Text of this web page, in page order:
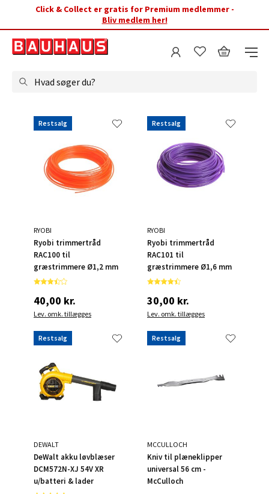
Click & Collect er gratis for Premium medlemmer -
Bliv medlem her!
Hvad søger du?
Restsalg
RYOBI
Ryobi trimmertråd
RAC100 til
græstrimmere Ø1,2 mm
40,00 kr.
Lev. omk. tillægges
Restsalg
RYOBI
Ryobi trimmertråd
RAC101 til
græstrimmere Ø1,6 mm
30,00 kr.
Lev. omk. tillægges
Restsalg
DEWALT
DeWalt akku løvblæser
DCM572N-XJ 54V XR
u/batteri & lader
Restsalg
MCCULLOCH
Kniv til plæneklipper
universal 56 cm -
McCulloch